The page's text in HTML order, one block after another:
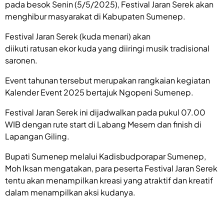
pada besok Senin (5/5/2025), Festival Jaran Serek akan
menghibur masyarakat di Kabupaten Sumenep.
Festival Jaran Serek (kuda menari) akan
diikuti ratusan ekor kuda yang diiringi musik tradisional
saronen.
Event tahunan tersebut merupakan rangkaian kegiatan
Kalender Event 2025 bertajuk Ngopeni Sumenep.
Festival Jaran Serek ini dijadwalkan pada pukul 07.00
WIB dengan rute start di Labang Mesem dan finish di
Lapangan Giling.
Bupati Sumenep melalui Kadisbudporapar Sumenep,
Moh Iksan mengatakan, para peserta Festival Jaran Serek
tentu akan menampilkan kreasi yang atraktif dan kreatif
dalam menampilkan aksi kudanya.